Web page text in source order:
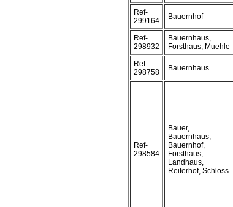
Ref-
299164
Bauernhof
Ref-
298932
Bauernhaus,
Forsthaus, Muehle
Ref-
298758
Bauernhaus
Ref-
298584
Bauer,
Bauernhaus,
Bauernhof,
Forsthaus,
Landhaus,
Reiterhof, Schloss